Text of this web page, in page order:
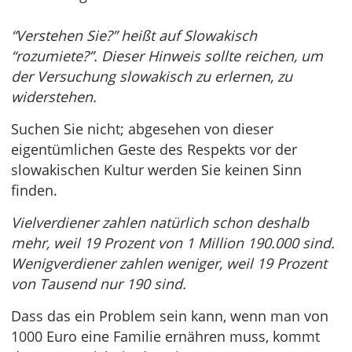
“Verstehen Sie?” heißt auf Slowakisch
“rozumiete?”. Dieser Hinweis sollte reichen, um
der Versuchung slowakisch zu erlernen, zu
widerstehen.
Suchen Sie nicht; abgesehen von dieser
eigentümlichen Geste des Respekts vor der
slowakischen Kultur werden Sie keinen Sinn
finden.
Vielverdiener zahlen natürlich schon deshalb
mehr, weil 19 Prozent von 1 Million 190.000 sind.
Wenigverdiener zahlen weniger, weil 19 Prozent
von Tausend nur 190 sind.
Dass das ein Problem sein kann, wenn man von
1000 Euro eine Familie ernähren muss, kommt